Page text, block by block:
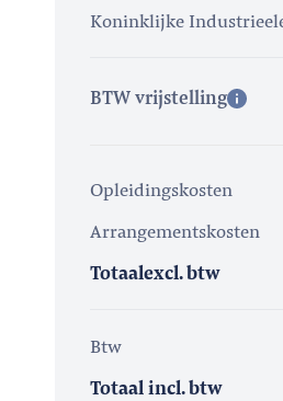
Koninklijke
BTW vrijstelling
Opleidingskosten
Arrangementskosten
Totaalexcl. btw
Btw
Totaal incl. btw